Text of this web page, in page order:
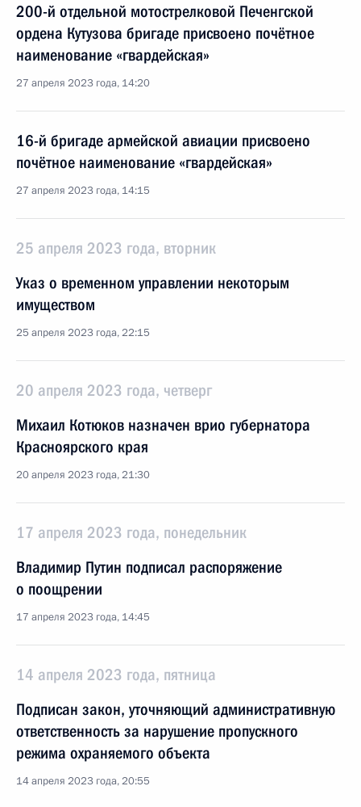
200-й отдельной мотострелковой Печенгской
ордена Кутузова бригаде присвоено почётное
наименование «гвардейская»
27 апреля 2023 года, 14:20
16-й бригаде армейской авиации присвоено
почётное наименование «гвардейская»
27 апреля 2023 года, 14:15
25 апреля 2023 года, вторник
Указ о временном управлении некоторым
имуществом
25 апреля 2023 года, 22:15
20 апреля 2023 года, четверг
Михаил Котюков назначен врио губернатора
Красноярского края
20 апреля 2023 года, 21:30
17 апреля 2023 года, понедельник
Владимир Путин подписал распоряжение
о поощрении
17 апреля 2023 года, 14:45
14 апреля 2023 года, пятница
Подписан закон, уточняющий административную
ответственность за нарушение пропускного
режима охраняемого объекта
14 апреля 2023 года, 20:55